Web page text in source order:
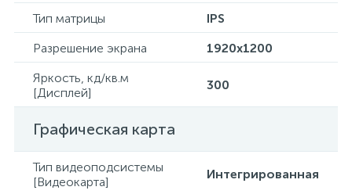
Тип матрицы
IPS
Разрешение экрана
1920x1200
Яркость, кд/кв.м
[Дисплей]
300
Графическая карта
Тип видеоподсистемы
[Видеокарта]
Интегрированная